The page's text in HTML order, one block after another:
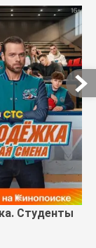
Студенты